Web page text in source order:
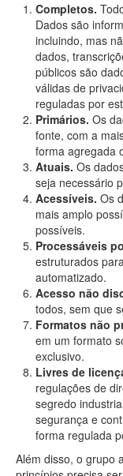
Completos.
Dados são
incluindo, mas
dados,
públicos são
válidas de
reguladas por
Primários. Os
fonte, com a
forma agregada
Atuais. Os
seja necessário
Acessíveis. Os
mais amplo
possíveis.
Processáveis
estruturados
automatizado.
Acesso não
todos, sem que
Formatos não
em um formato
exclusivo.
Livres de
regulações de
segredo
segurança e
forma regulada
Além disso, o grupo